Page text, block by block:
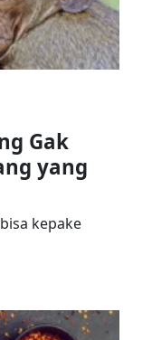
Gak
yang
kepake